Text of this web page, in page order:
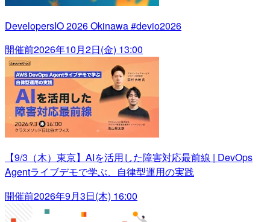
DevelopersIO 2026 Okinawa #devio2026
開催前2026年10月2日(金) 13:00
【9/3（木）東京】AIを活用した障害対応最前線 | DevOps
Agentライブデモで学ぶ、自律型運用の実践
開催前2026年9月3日(木) 16:00